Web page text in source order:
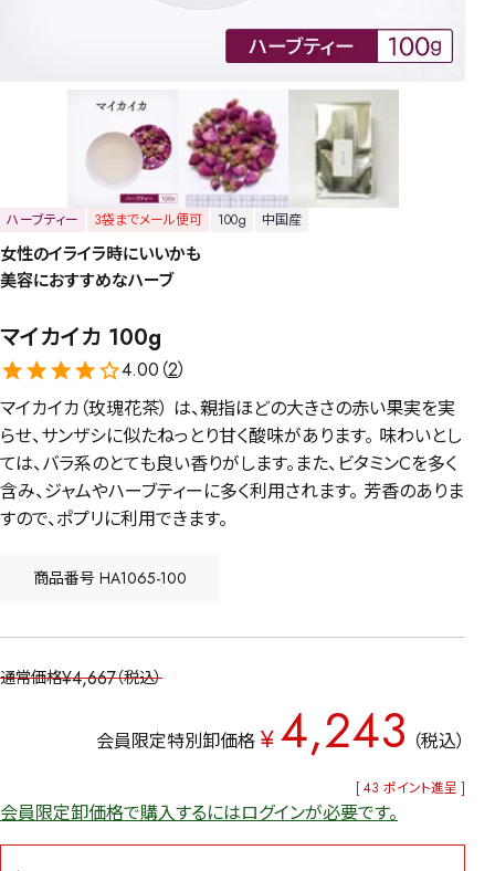
ハーブティー 3袋までメール便可 100g 中国産
女性のイライラ時にいいかも
美容におすすめなハーブ
マイカイカ 100g
4.00（2）
マイカイカ（玫瑰花茶） は、親指ほどの大きさの赤い果実を実
らせ、サンザシに似たねっとり甘く酸味があります。 味わいとし
ては、バラ系のとても良い香りがします。また、ビタミンCを多く
含み、ジャムやハーブティーに多く利用されます。 芳香のありま
すので、ポプリに利用できます。
商品番号 HA1065-100
通常価格¥4,667 税込
会員限定特別卸価格 ¥4,243 税込
[ 43 ポイント進呈 ]
会員限定卸価格で購入するにはログインが必要です。